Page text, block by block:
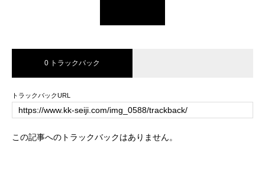
0 トラックバック
トラックバックURL
この記事へのトラックバックはありません。